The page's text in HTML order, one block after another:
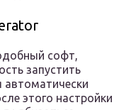
софт,
запустить
этого настройки